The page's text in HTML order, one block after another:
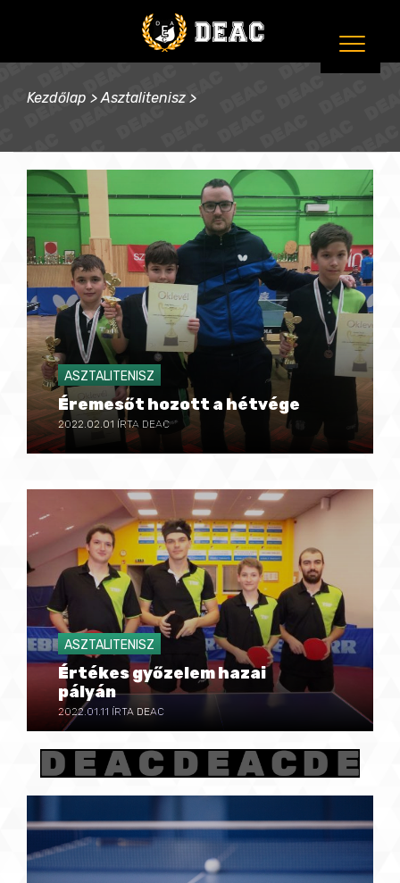
Kezdőlap > Asztalitenisz >
ASZTALITENISZ
Éremesőt hozott a hétvége
2022.02.01 ÍRTA DEAC
ASZTALITENISZ
Értékes győzelem hazai
pályán
2022.01.11 ÍRTA DEAC